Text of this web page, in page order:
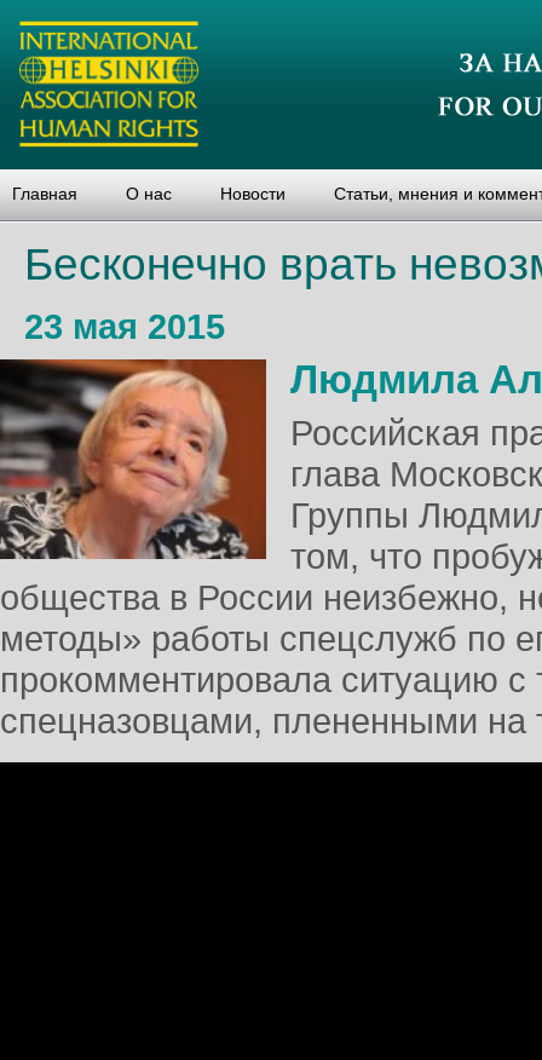
Главная О нас Новости Статьи, мнения и
Бесконечно врать
23 мая 2015
Людмила
Российская
глава
Группы
том, что
общества в России неизбежно,
методы» работы спецслужб по
прокомментировала ситуацию с
спецназовцами, плененными на